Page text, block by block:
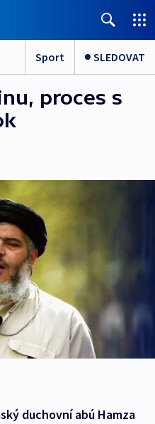
Sport SLEDOVAT
proces s
duchovní abú Hamza